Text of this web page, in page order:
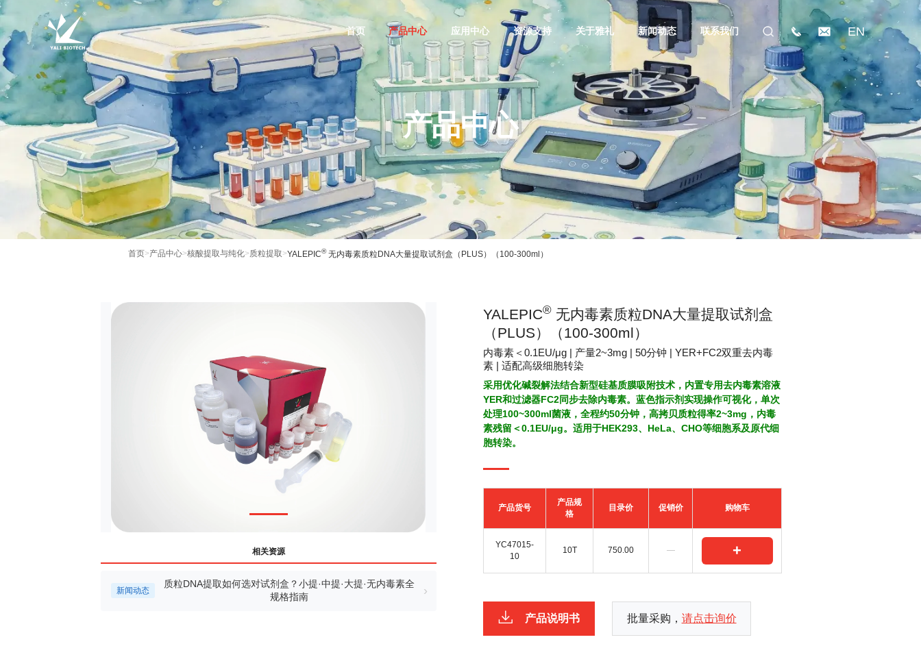
首页 产品中心 应用中心 资源支持 关于雅礼 新闻动态 联系我们 EN
产品中心
首页>产品中心>核酸提取与纯化>质粒提取>YALEPIC®无内毒素质粒DNA大量提取试剂盒（PLUS）（100-300ml）
相关资源
新闻动态
质粒DNA提取如何选对试剂盒？小提·中提·大提·无内毒素全
规格指南
›
YALEPIC® 无内毒素质粒DNA大量提取试剂盒
（PLUS）（100-300ml）
内毒素＜0.1EU/μg | 产量2~3mg | 50分钟 | YER+FC2双重去内毒
素 | 适配高级细胞转染
采用优化碱裂解法结合新型硅基质膜吸附技术，内置专用去内毒素溶液
YER和过滤器FC2同步去除内毒素。蓝色指示剂实现操作可视化，单次
处理100~300ml菌液，全程约50分钟，高拷贝质粒得率2~3mg，内毒
素残留＜0.1EU/μg。适用于HEK293、HeLa、CHO等细胞系及原代细
胞转染。
产品货号
产品规
格
目录价 促销价 购物车
YC47015-
10
10T 750.00 — +
产品说明书 批量采购， 请点击询价